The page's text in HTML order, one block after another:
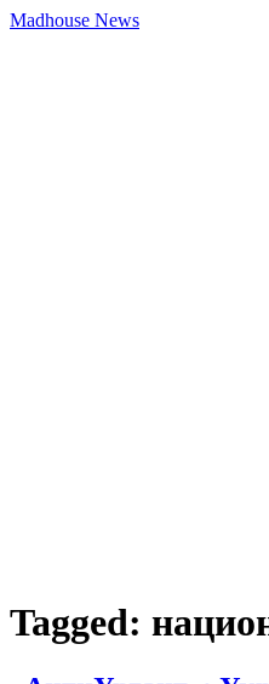
Madhouse News
Tagged: